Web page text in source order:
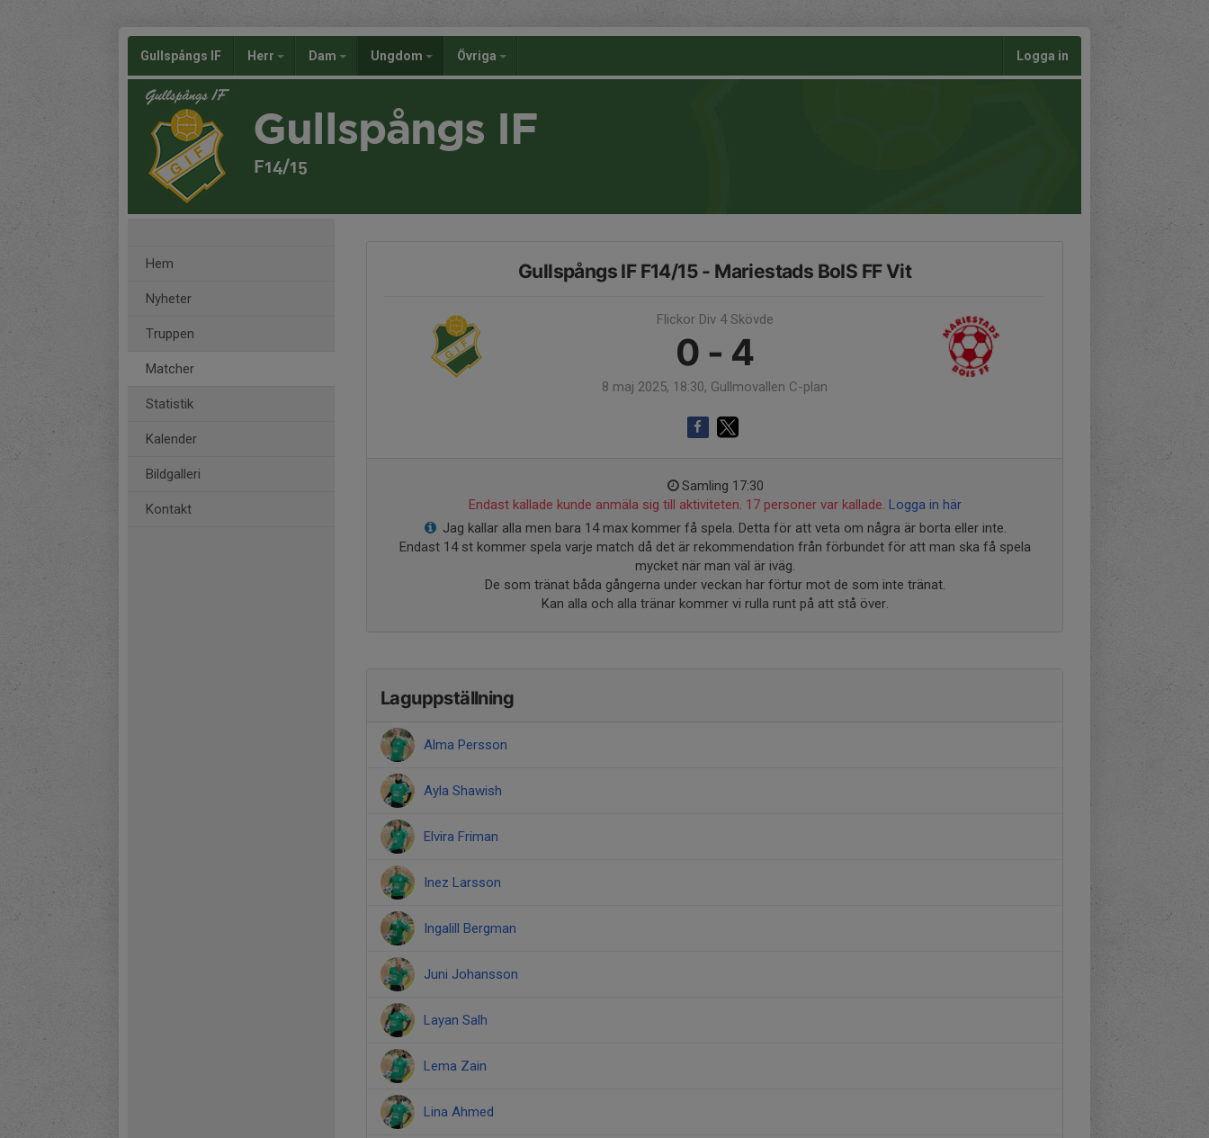
Gullspångs IF Herr Dam Ungdom Övriga Logga in
Gullspångs IF
F14/15
Hem
Nyheter
Truppen
Matcher
Statistik
Kalender
Bildgalleri
Kontakt
Gullspångs IF F14/15 - Mariestads BoIS FF Vit
Flickor Div 4 Skövde
0 - 4
8 maj 2025, 18:30, Gullmovallen C-plan
Samling 17:30
Endast kallade kunde anmäla sig till aktiviteten. 17 personer var kallade. Logga in här
Jag kallar alla men bara 14 max kommer få spela. Detta för att veta om några är borta eller inte.
Endast 14 st kommer spela varje match då det är rekommendation från förbundet för att man ska få spela
mycket när man väl är iväg.
De som tränat båda gångerna under veckan har förtur mot de som inte tränat.
Kan alla och alla tränar kommer vi rulla runt på att stå över.
Laguppställning
Alma Persson
Ayla Shawish
Elvira Friman
Inez Larsson
Ingalill Bergman
Juni Johansson
Layan Salh
Lema Zain
Lina Ahmed